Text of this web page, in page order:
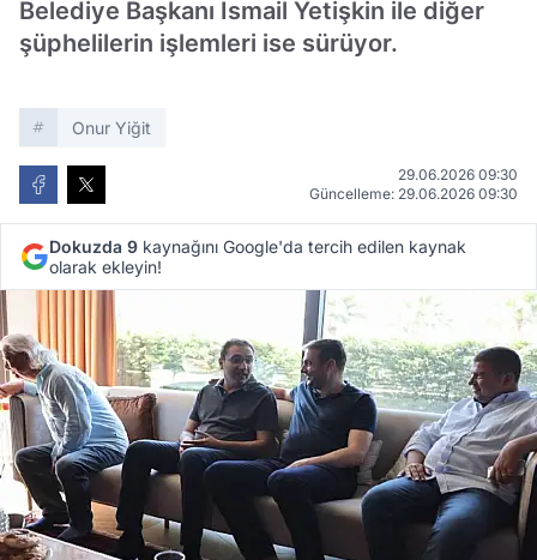
Belediye Başkanı İsmail Yetişkin ile diğer
şüphelilerin işlemleri ise sürüyor.
Onur Yiğit
29.06.2026 09:30
Güncelleme: 29.06.2026 09:30
Dokuzda 9 kaynağını Google'da tercih edilen kaynak
olarak ekleyin!